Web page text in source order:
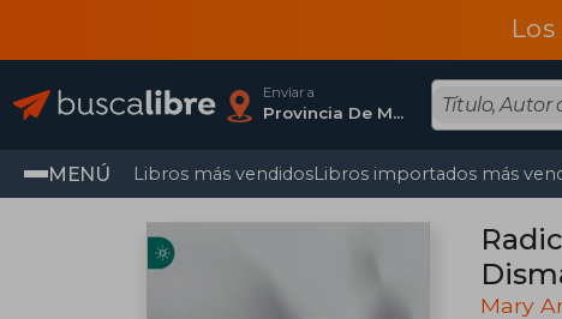
Enviar a
Provincia De Madrid
MENÚ Libros más vendidosLibros importados más
Mary